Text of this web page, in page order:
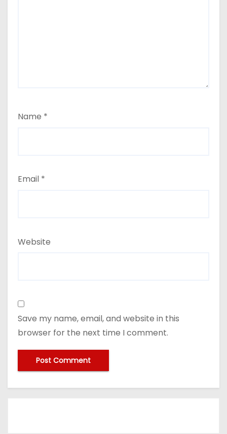
Name *
Email *
Website
Save my name, email, and website in this
browser for the next time I comment.